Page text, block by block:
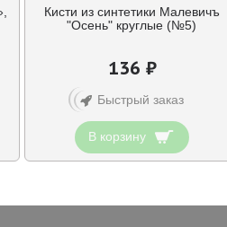
Кисти из синтетики Малевичъ
"Осень" круглые (№5)
136 ₽
Быстрый заказ
В корзину